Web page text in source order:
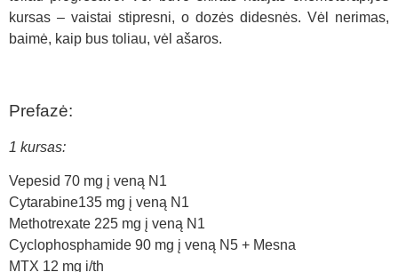
kursas – vaistai stipresni, o dozės didesnės. Vėl nerimas,
baimė, kaip bus toliau, vėl ašaros.
Prefazė:
1 kursas:
Vepesid 70 mg į veną N1
Cytarabine135 mg į veną N1
Methotrexate 225 mg į veną N1
Cyclophosphamide 90 mg į veną N5 + Mesna
MTX 12 mg i/th